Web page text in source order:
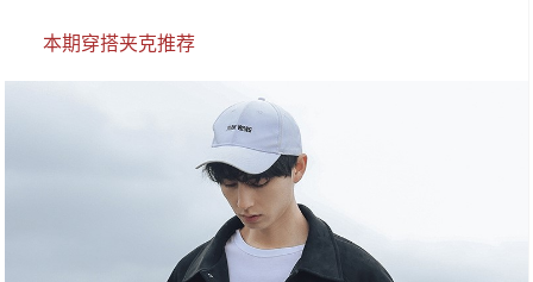
本期穿搭夹克推荐